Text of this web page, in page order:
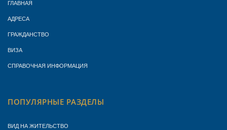
ГЛАВНАЯ
АДРЕСА
ГРАЖДАНСТВО
ВИЗА
СПРАВОЧНАЯ ИНФОРМАЦИЯ
ПОПУЛЯРНЫЕ РАЗДЕЛЫ
ВИД НА ЖИТЕЛЬСТВО